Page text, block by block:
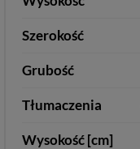
Szerokość
Grubość
Tłumaczenia
Wysokość [cm]